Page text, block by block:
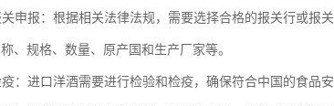
申报：根据相关法律法规，需要选择合格的报关行或报
、规格、数量、原产国和生产厂家等。
：进口洋酒需要进行检验和检疫，确保符合中国的食品